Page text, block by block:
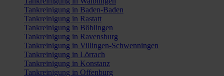
Tankreinigung in Baden-Baden
Tankreinigung in Rastatt
Tankreinigung in Böblingen
Tankreinigung in Ravensburg
Tankreinigung in Villingen-Schwenningen
Tankreinigung in Lörrach
Tankreinigung in Konstanz
Tankreinigung in Offenburg